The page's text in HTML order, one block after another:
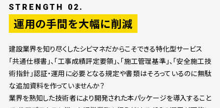
STRENGTH 02.
運用の手間を大幅に削減
建設業界を知り尽くしたシビマネだからこそできる特化型サービス
「共通仕様書」、「工事成績評定要領」、「施工管理基準」、「安全施工技
術指針」認証・運用に必要となる規定や書類はそろっているのに無駄
な追加資料を作っていませんか？
業界を熟知した技術者により開発された本パッケージを導入すること